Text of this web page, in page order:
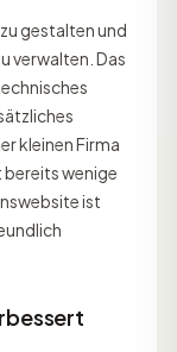
gestalten und
verwalten. Das
kleinen Firma
wenige
ist